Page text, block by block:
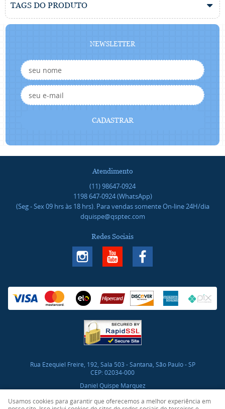
TAGS DO PRODUTO
NEWSLETTER
CADASTRAR
Atendimento
(11)98647-0924
1198647-0924(WhatsApp)
(Seg - Sex 09 hrs às 18 hrs). Para vendas somente On-line 24H/dia
dquispe@qsptec.com
Redes Sociais
Rua Ezequiel Freire, 192, Sala 503 -Santana, São Paulo-SP
CEP: 02034-000
Daniel Quispe Marquez
Usamos cookies para garantir que oferecemos a melhor experiência em